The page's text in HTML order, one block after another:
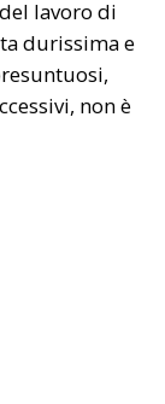
lavoro di
durissima e
non è